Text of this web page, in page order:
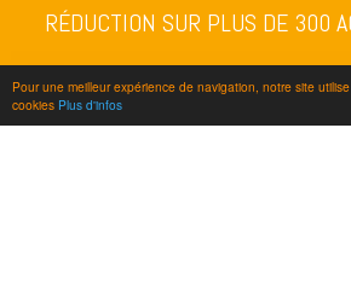
Pour une meilleur expérience de navigation, notre site
cookies Plus d'infos
RÉDUCTION SUR PLUS DE 300